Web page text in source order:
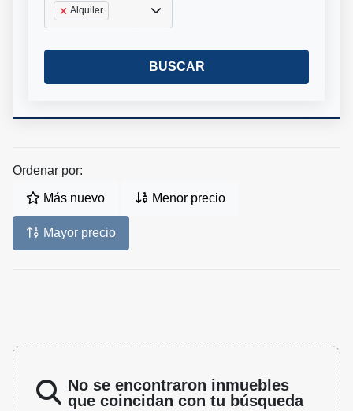
Alquiler
BUSCAR
Ordenar por:
Más nuevo Menor precio
Mayor precio
No se encontraron inmuebles
que coincidan con tu búsqueda